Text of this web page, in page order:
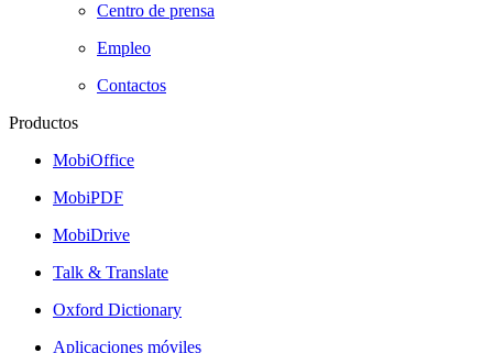
Centro de prensa
Empleo
Contactos
Productos
MobiOffice
MobiPDF
MobiDrive
Talk & Translate
Oxford Dictionary
Aplicaciones móviles